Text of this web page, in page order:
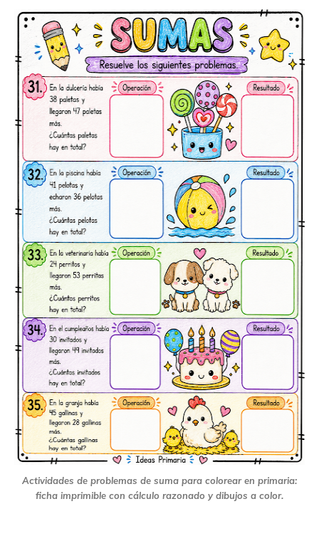
Actividades de problemas de suma para colorear en primaria:
ficha imprimible con cálculo razonado y dibujos a color.